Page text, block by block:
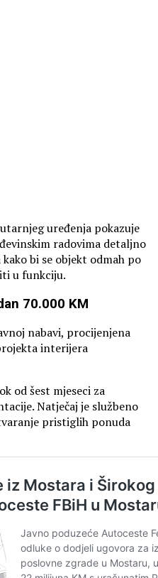
uređenja pokazuje
radovima detaljno
bi se objekt odmah po
u funkciju.
70.000 KM
nabavi, procijenjena
interijera
od šest mjeseci za
Natječaj je službeno
pristiglih ponuda